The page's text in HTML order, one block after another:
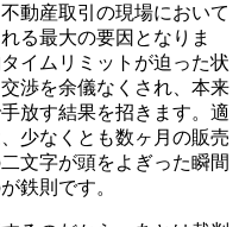
動産取引の現場において
る最大の要因となりま
イムリミットが迫った状
渉を余儀なくされ、本来
放す結果を招きます。適
少なくとも数ヶ月の販売
文字が頭をよぎった瞬間
鉄則です。